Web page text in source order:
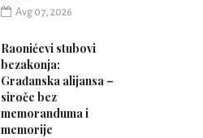
Avg 07, 2026
Raonićevi stubovi
bezakonja:
Građanska alijansa –
siroče bez
memoranduma i
memorije